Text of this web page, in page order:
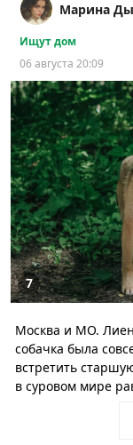
Марина
Ищут дом
06 августа 20:09
7
Москва и МО.
собачка была
встретить
в суровом мире